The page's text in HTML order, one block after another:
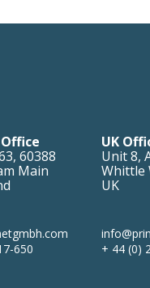
, 60388
Main
650
UK
Unit 8,
Whittle
UK
+ 44 (0)